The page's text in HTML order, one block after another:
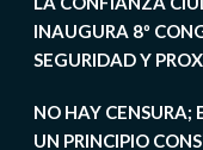
INAUGURA 8º
SEGURIDAD Y
NO HAY CENSURA;
UN PRINCIPIO